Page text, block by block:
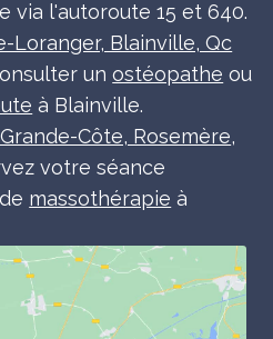
via l'autoroute 15 et 640.
Loranger, Blainville, Qc
unostéopathe ou
à Blainville.
Côte, Rosemère,
votre séance
massothérapie à